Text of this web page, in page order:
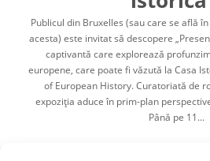
Publicul din Bruxelles (sau care se află
acesta) este invitat să descopere
captivantă care explorează
europene, care poate fi văzută la Casa
of European History. Curatoriată de
expoziția aduce în prim-plan
Până pe 11...